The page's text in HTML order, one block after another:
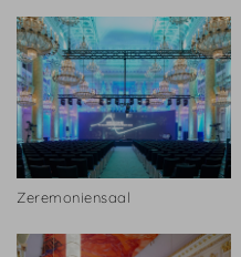
Zeremoniensaal